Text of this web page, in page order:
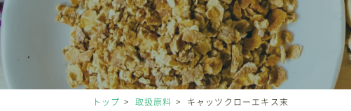
トップ 取扱原料 キャッツクローエキス末